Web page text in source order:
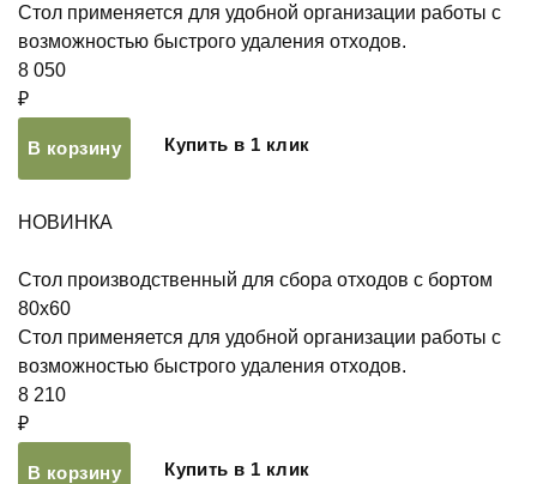
Стол применяется для удобной организации работы с
возможностью быстрого удаления отходов.
8 050
₽
В корзину Купить в 1 клик
НОВИНКА
Стол производственный для сбора отходов с бортом
80х60
Стол применяется для удобной организации работы с
возможностью быстрого удаления отходов.
8 210
₽
В корзину Купить в 1 клик